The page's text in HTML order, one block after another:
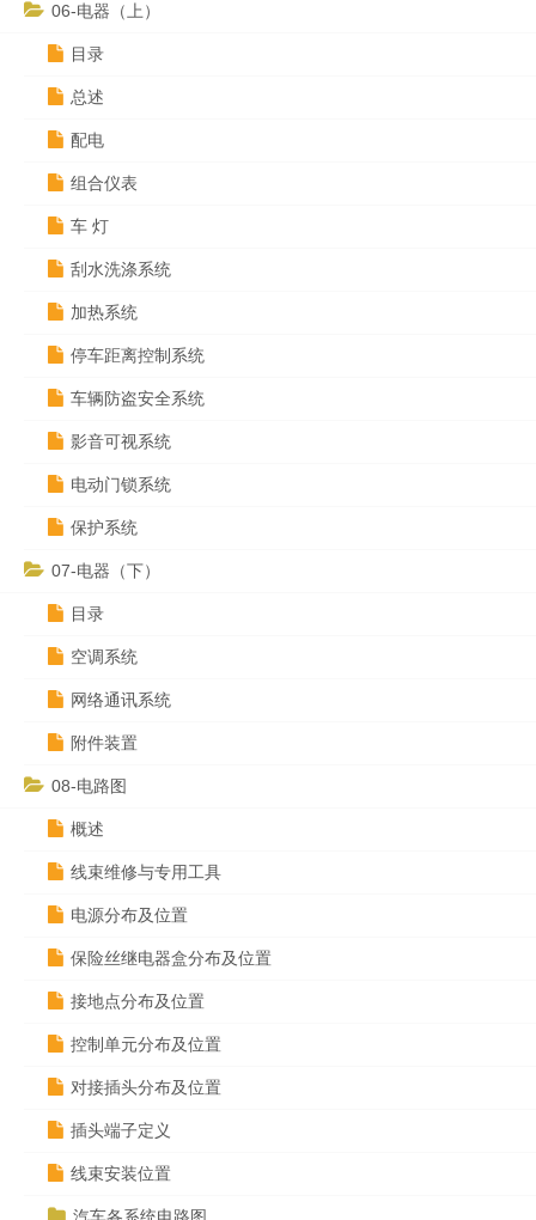
06-电器（上）
目录
总述
配电
组合仪表
车 灯
刮水洗涤系统
加热系统
停车距离控制系统
车辆防盗安全系统
影音可视系统
电动门锁系统
保护系统
07-电器（下）
目录
空调系统
网络通讯系统
附件装置
08-电路图
概述
线束维修与专用工具
电源分布及位置
保险丝继电器盒分布及位置
接地点分布及位置
控制单元分布及位置
对接插头分布及位置
插头端子定义
线束安装位置